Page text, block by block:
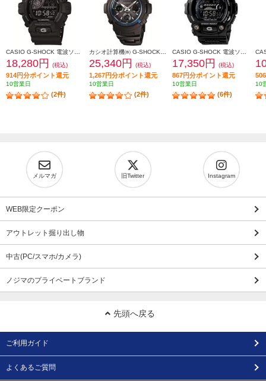
18,280円 (税込)
914円分ポイント還元
10営業日
(2件)
25,340円 (税込)
1,267円分ポイント還元
10営業日
(2件)
17,350円 (税込)
867円分ポイント還元
10営業日
(6件)
10
メルマガ 旧Twitter Instagram
WEB限定クーポン
アウトレット掘り出し物
中古(PC/スマホ/カメラ)
ノジマのプライベートブランド
先頭へ戻る
ご利用ガイド
よくあるご質問